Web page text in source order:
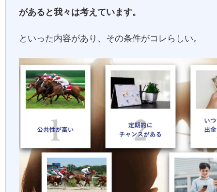
があると我々は考えています。
といった内容があり、その条件がコレらしい。